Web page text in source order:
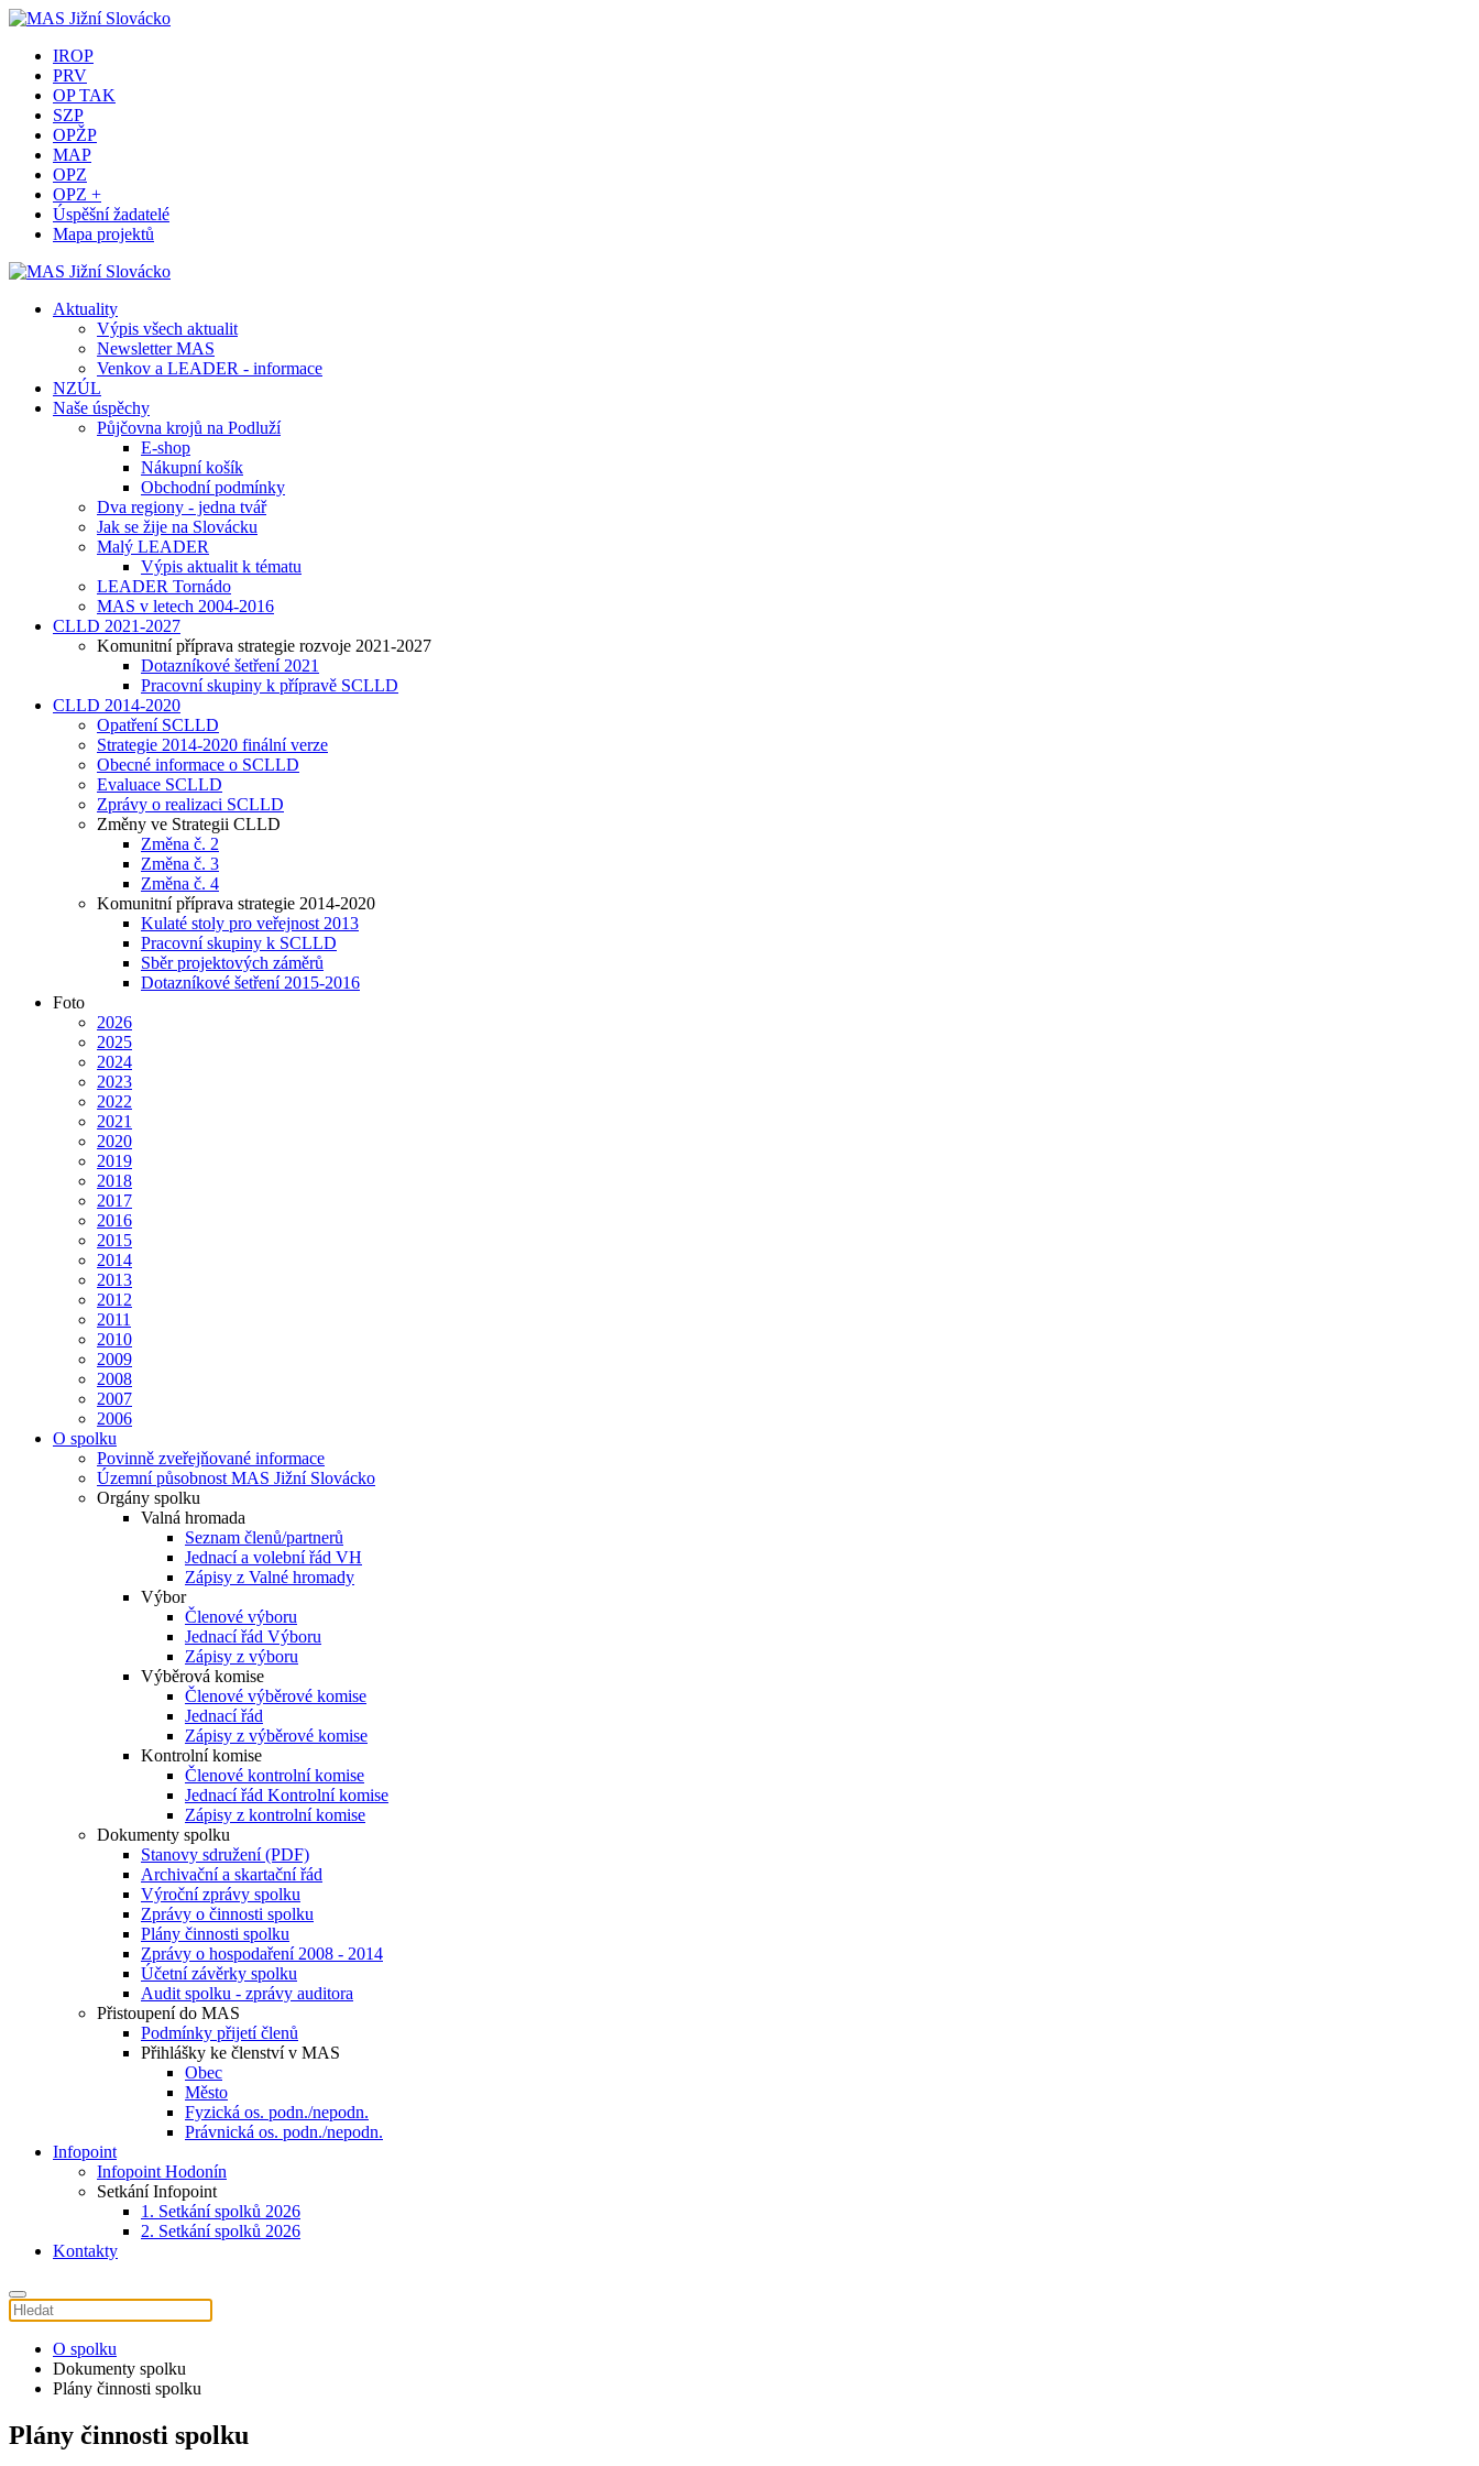
IROP
PRV
OP TAK
SZP
OPŽP
MAP
OPZ
OPZ +
Úspěšní žadatelé
Mapa projektů
Aktuality
Výpis všech aktualit
Newsletter MAS
Venkov a LEADER - informace
NZÚL
Naše úspěchy
Půjčovna krojů na Podluží
E-shop
Nákupní košík
Obchodní podmínky
Dva regiony - jedna tvář
Jak se žije na Slovácku
Malý LEADER
Výpis aktualit k tématu
LEADER Tornádo
MAS v letech 2004-2016
CLLD 2021-2027
Komunitní příprava strategie rozvoje 2021-2027
Dotazníkové šetření 2021
Pracovní skupiny k přípravě SCLLD
CLLD 2014-2020
Opatření SCLLD
Strategie 2014-2020 finální verze
Obecné informace o SCLLD
Evaluace SCLLD
Zprávy o realizaci SCLLD
Změny ve Strategii CLLD
Změna č. 2
Změna č. 3
Změna č. 4
Komunitní příprava strategie 2014-2020
Kulaté stoly pro veřejnost 2013
Pracovní skupiny k SCLLD
Sběr projektových záměrů
Dotazníkové šetření 2015-2016
Foto
2026
2025
2024
2023
2022
2021
2020
2019
2018
2017
2016
2015
2014
2013
2012
2011
2010
2009
2008
2007
2006
O spolku
Povinně zveřejňované informace
Územní působnost MAS Jižní Slovácko
Orgány spolku
Valná hromada
Seznam členů/partnerů
Jednací a volební řád VH
Zápisy z Valné hromady
Výbor
Členové výboru
Jednací řád Výboru
Zápisy z výboru
Výběrová komise
Členové výběrové komise
Jednací řád
Zápisy z výběrové komise
Kontrolní komise
Členové kontrolní komise
Jednací řád Kontrolní komise
Zápisy z kontrolní komise
Dokumenty spolku
Stanovy sdružení (PDF)
Archivační a skartační řád
Výroční zprávy spolku
Zprávy o činnosti spolku
Plány činnosti spolku
Zprávy o hospodaření 2008 - 2014
Účetní závěrky spolku
Audit spolku - zprávy auditora
Přistoupení do MAS
Podmínky přijetí členů
Přihlášky ke členství v MAS
Obec
Město
Fyzická os. podn./nepodn.
Právnická os. podn./nepodn.
Infopoint
Infopoint Hodonín
Setkání Infopoint
1. Setkání spolků 2026
2. Setkání spolků 2026
Kontakty
O spolku
Dokumenty spolku
Plány činnosti spolku
Plány činnosti spolku